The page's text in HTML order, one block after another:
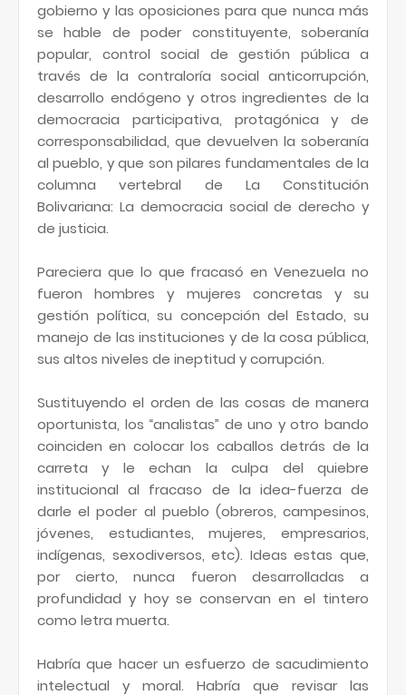
gobierno y las oposiciones para que nunca más
se hable de poder constituyente, soberanía
popular, control social de gestión pública a
través de la contraloría social anticorrupción,
desarrollo endógeno y otros ingredientes de la
democracia participativa, protagónica y de
corresponsabilidad, que devuelven la soberanía
al pueblo, y que son pilares fundamentales de la
columna vertebral de La Constitución
Bolivariana: La democracia social de derecho y
de justicia.
Pareciera que lo que fracasó en Venezuela no
fueron hombres y mujeres concretas y su
gestión política, su concepción del Estado, su
manejo de las instituciones y de la cosa pública,
sus altos niveles de ineptitud y corrupción.
Sustituyendo el orden de las cosas de manera
oportunista, los “analistas” de uno y otro bando
coinciden en colocar los caballos detrás de la
carreta y le echan la culpa del quiebre
institucional al fracaso de la idea-fuerza de
darle el poder al pueblo (obreros, campesinos,
jóvenes, estudiantes, mujeres, empresarios,
indígenas, sexodiversos, etc). Ideas estas que,
por cierto, nunca fueron desarrolladas a
profundidad y hoy se conservan en el tintero
como letra muerta.
Habría que hacer un esfuerzo de sacudimiento
intelectual y moral. Habría que revisar las